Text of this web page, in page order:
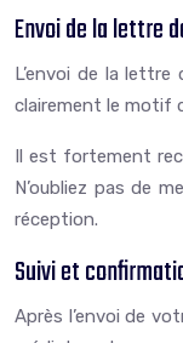
Envoi de la lettre
L’envoi de la
clairement le motif
Il est fortement
N’oubliez pas de
réception.
Suivi et
Après l’envoi de